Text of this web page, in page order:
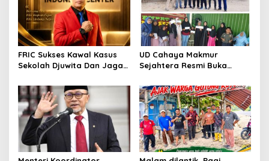
FRIC Sukses Kawal Kasus
Sekolah Djuwita Dan Jaga
UD Cahaya Makmur
Sejahtera Resmi Buka
Santuni 20 Anak Yatim